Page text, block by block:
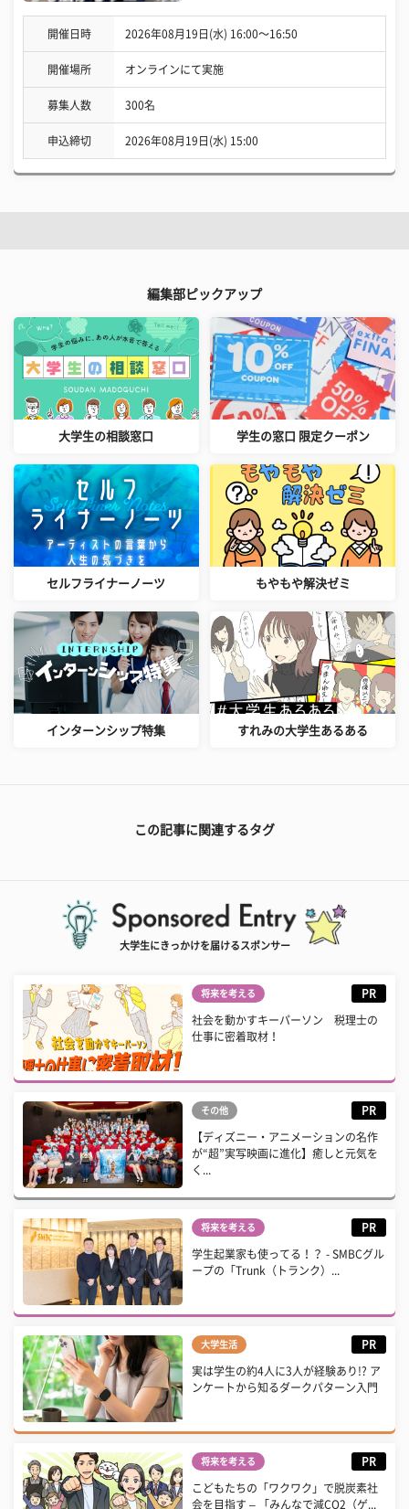
開催日時 2026年08月19日(水) 16:00〜16:50
開催場所 オンラインにて実施
募集人数 300名
申込締切 2026年08月19日(水) 15:00
編集部ピックアップ
大学生の相談窓口 学生の窓口 限定クーポン
セルフライナーノーツ もやもや解決ゼミ
インターンシップ特集 すれみの大学生あるある
この記事に関連するタグ
大学生にきっかけを届けるスポンサー
将来を考える PR
社会を動かすキーパーソン 税理士の
仕事に密着取材！
その他 PR
【ディズニー・アニメーションの名作
が“超”実写映画に進化】癒しと元気を
く...
将来を考える PR
学生起業家も使ってる！？ - SMBCグル
ープの「Trunk（トランク）...
大学生活 PR
実は学生の約4人に3人が経験あり!? ア
ンケートから知るダークパターン入門
将来を考える PR
こどもたちの「ワクワク」で脱炭素社
会を目指す – 「みんなで減CO2（ゲ...